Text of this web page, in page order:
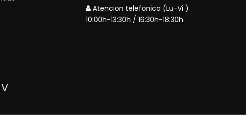
Atencion telefonica (Lu-Vi )
10:00h-13:30h / 16:30h-18:30h